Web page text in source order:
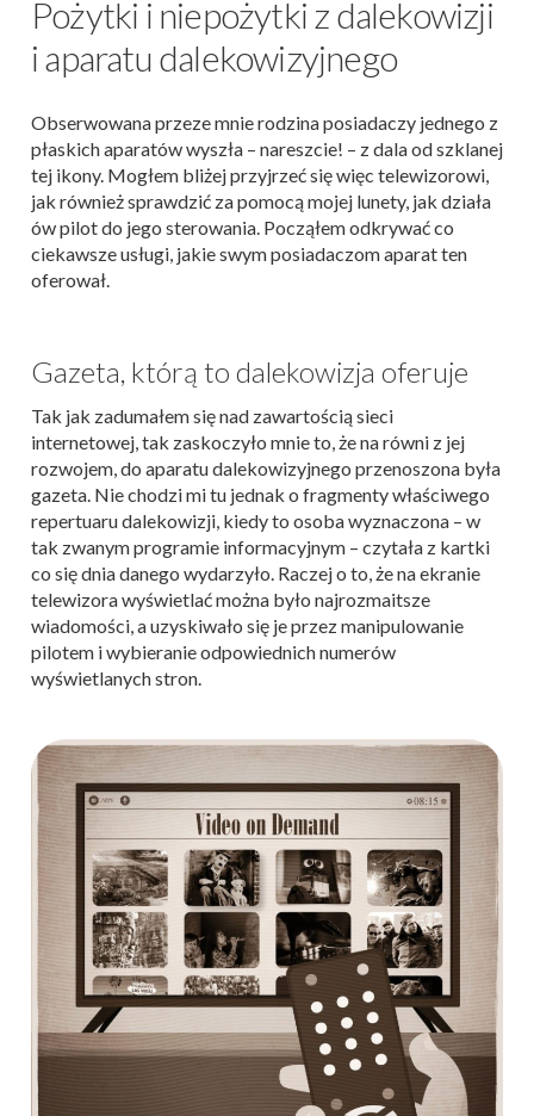
Pożytki i niepożytki z dalekowizji
i aparatu dalekowizyjnego
Obserwowana przeze mnie rodzina posiadaczy jednego z
płaskich aparatów wyszła – nareszcie! – z dala od szklanej
tej ikony. Mogłem bliżej przyjrzeć się więc telewizorowi,
jak również sprawdzić za pomocą mojej lunety, jak działa
ów pilot do jego sterowania. Począłem odkrywać co
ciekawsze usługi, jakie swym posiadaczom aparat ten
oferował.
Gazeta, którą to dalekowizja oferuje
Tak jak zadumałem się nad zawartością sieci
internetowej, tak zaskoczyło mnie to, że na równi z jej
rozwojem, do aparatu dalekowizyjnego przenoszona była
gazeta. Nie chodzi mi tu jednak o fragmenty właściwego
repertuaru dalekowizji, kiedy to osoba wyznaczona – w
tak zwanym programie informacyjnym – czytała z kartki
co się dnia danego wydarzyło. Raczej o to, że na ekranie
telewizora wyświetlać można było najrozmaitsze
wiadomości, a uzyskiwało się je przez manipulowanie
pilotem i wybieranie odpowiednich numerów
wyświetlanych stron.